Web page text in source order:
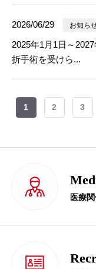
2026/06/29 お知ら
2025年1月1日～
折手術を受けら...
1 2 3
医療